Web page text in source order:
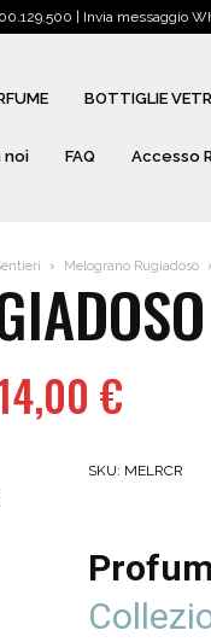
| Invia messaggio
BOTTIGLIE
noi FAQ Accesso
Melograno Rugiadoso
€
SKU: MELRCR